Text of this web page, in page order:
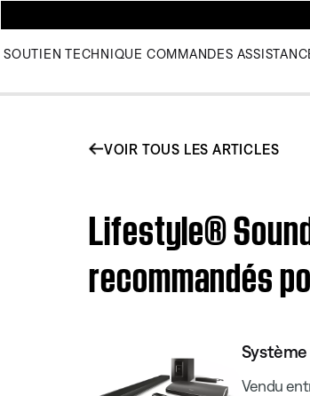
SOUTIEN TECHNIQUE COMMANDES
VOIR TOUS LES ARTICLES
Lifestyle®
recommandés
Système
Vendu